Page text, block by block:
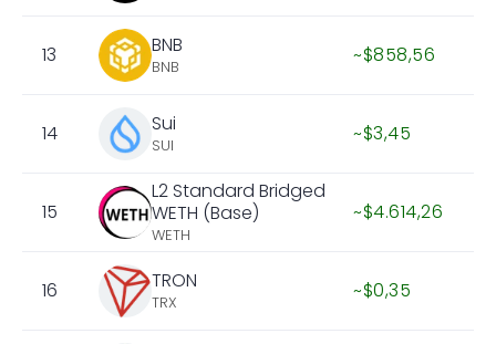
13 BNB
BNB ~$858,56
14 Sui
SUI ~$3,45
15
L2 Standard Bridged
WETH (Base)
WETH
~$4.614,26
16 TRON
TRX ~$0,35